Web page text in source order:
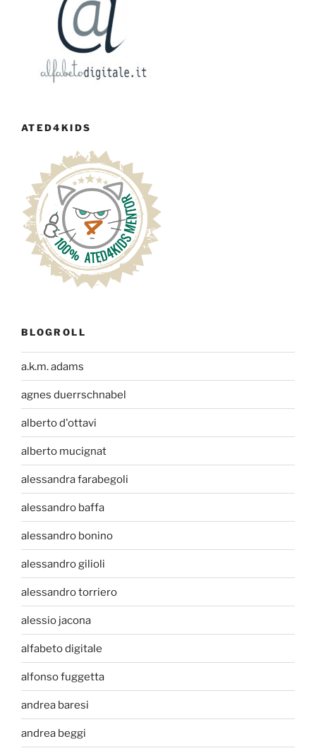
ATED4KIDS
BLOGROLL
a.k.m. adams
agnes duerrschnabel
alberto d'ottavi
alberto mucignat
alessandra farabegoli
alessandro baffa
alessandro bonino
alessandro gilioli
alessandro torriero
alessio jacona
alfabeto digitale
alfonso fuggetta
andrea baresi
andrea beggi